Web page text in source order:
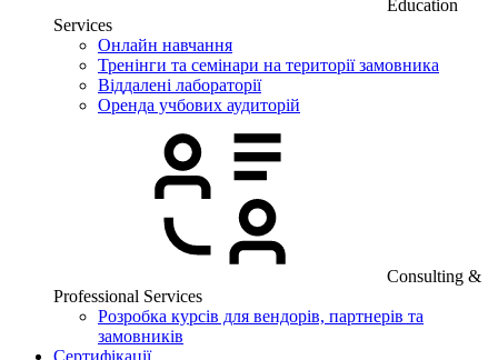
Education
Services
Онлайн навчання
Тренінги та семінари на території замовника
Віддалені лабораторії
Оренда учбових аудиторій
Consulting &
Professional Services
Розробка курсів для вендорів, партнерів та
замовників
Сертифікації